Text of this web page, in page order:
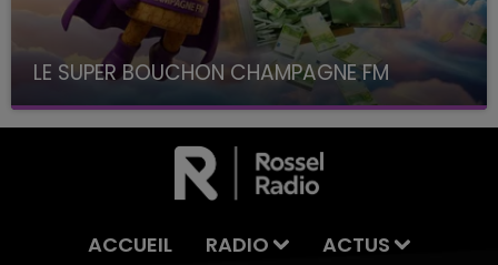
LE SUPER BOUCHON CHAMPAGNE FM
avec La Famille Champagne FM, à 8H10
ACCUEIL RADIO ACTUS